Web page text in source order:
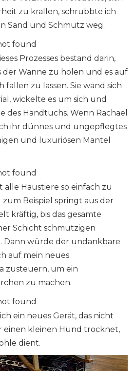
zu krallen, schrubbte ich
Sand und Schmutz weg.
found
Prozesses bestand darin,
der Wanne zu holen und es auf
fallen zu lassen. Sie wand sich
wickelte es um sich und
des Handtuchs. Wenn Rachael
ihr dünnes und ungepflegtes
und luxuriösen Mantel
found
alle Haustiere so einfach zu
Beispiel springt aus der
kräftig, bis das gesamte
Schicht schmutzigen
Dann würde der undankbare
auf mein neues
zusteuern, um ein
zu machen.
found
ein neues Gerät, das nicht
einen kleinen Hund trocknet,
dient.